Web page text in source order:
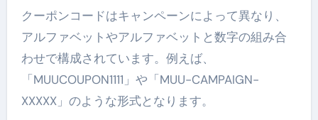
クーポンコードはキャンペーンによって異なり、
アルファベットやアルファベットと数字の組み合
わせで構成されています。例えば、
「MUUCOUPON1111」や「MUU-CAMPAIGN-
XXXXX」のような形式となります。